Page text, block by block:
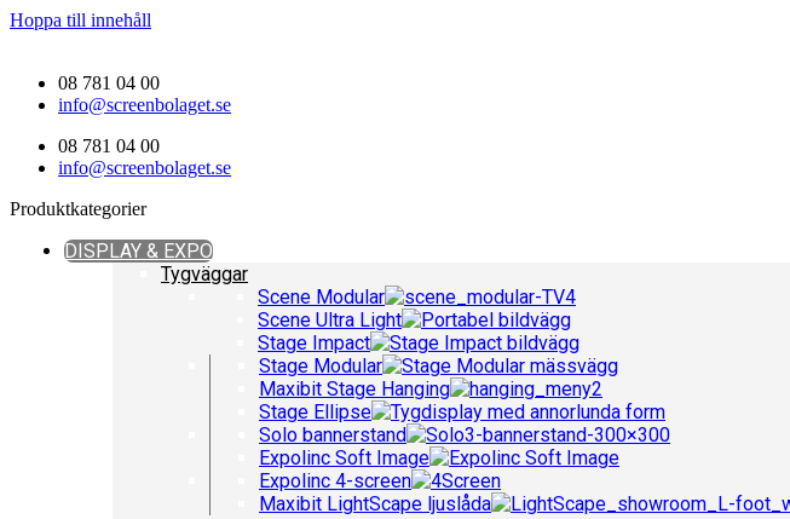
Hoppa till innehåll
08 781 04 00
info@screenbolaget.se
08 781 04 00
info@screenbolaget.se
Produktkategorier
DISPLAY & EXPO
Tygväggar
Scene Modular
Scene Ultra Light
Stage Impact
Stage Modular
Maxibit Stage Hanging
Stage Ellipse
Solo bannerstand
Expolinc Soft Image
Expolinc 4-screen
Maxibit LightScape ljuslåda